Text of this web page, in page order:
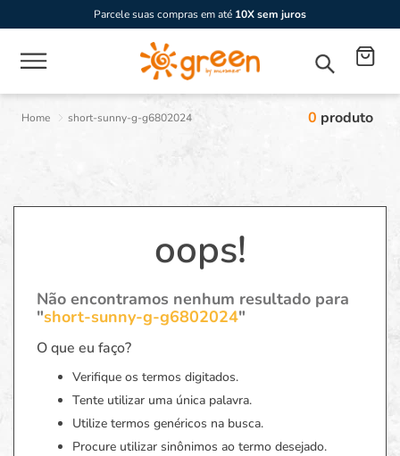
Parcele suas compras em até 10X sem juros
short-sunny-g-g6802024 0 produto
oops!
Não encontramos nenhum resultado para
"short-sunny-g-g6802024"
O que eu faço?
Verifique os termos digitados.
Tente utilizar uma única palavra.
Utilize termos genéricos na busca.
Procure utilizar sinônimos ao termo desejado.